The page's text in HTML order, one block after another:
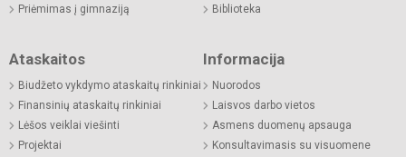
Priėmimas į gimnaziją
Biblioteka
Ataskaitos
Biudžeto vykdymo ataskaitų rinkiniai
Finansinių ataskaitų rinkiniai
Lėšos veiklai viešinti
Projektai
Informacija
Nuorodos
Laisvos darbo vietos
Asmens duomenų apsauga
Konsultavimasis su visuomene